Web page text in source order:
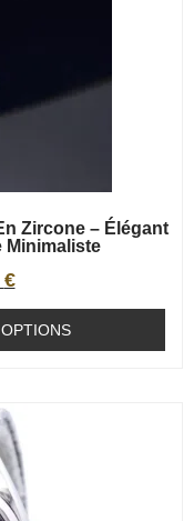
Zircone – Élégant
Minimaliste
€